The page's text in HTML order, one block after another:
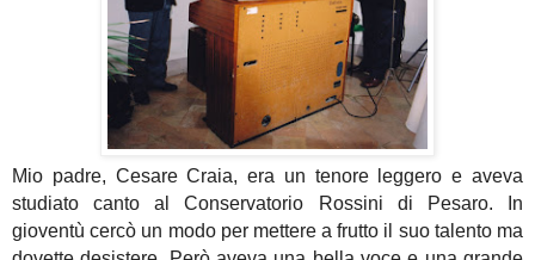
Mio padre, Cesare Craia, era un tenore leggero e aveva
studiato canto al Conservatorio Rossini di Pesaro. In
gioventù cercò un modo per mettere a frutto il suo talento ma